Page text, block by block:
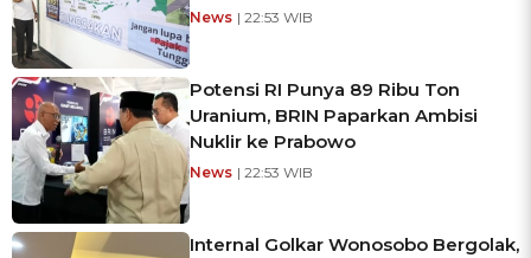
News | 22:53 WIB
Potensi RI Punya 89 Ribu Ton
Uranium, BRIN Paparkan Ambisi
Nuklir ke Prabowo
News | 22:53 WIB
Internal Golkar Wonosobo Bergolak,